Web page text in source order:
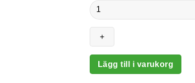
Gasolpaket
mängd
Lägg till i varukorg